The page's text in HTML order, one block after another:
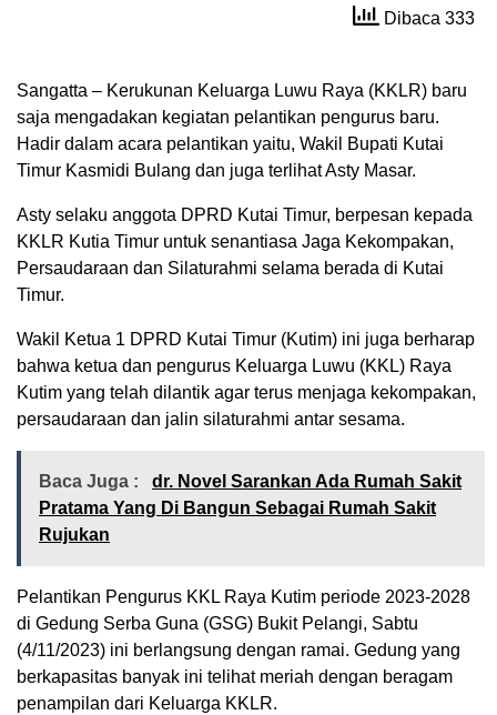
Dibaca 333
Sangatta – Kerukunan Keluarga Luwu Raya (KKLR) baru
saja mengadakan kegiatan pelantikan pengurus baru.
Hadir dalam acara pelantikan yaitu, Wakil Bupati Kutai
Timur Kasmidi Bulang dan juga terlihat Asty Masar.
Asty selaku anggota DPRD Kutai Timur, berpesan kepada
KKLR Kutia Timur untuk senantiasa Jaga Kekompakan,
Persaudaraan dan Silaturahmi selama berada di Kutai
Timur.
Wakil Ketua 1 DPRD Kutai Timur (Kutim) ini juga berharap
bahwa ketua dan pengurus Keluarga Luwu (KKL) Raya
Kutim yang telah dilantik agar terus menjaga kekompakan,
persaudaraan dan jalin silaturahmi antar sesama.
Baca Juga :
dr. Novel Sarankan Ada Rumah Sakit
Pratama Yang Di Bangun Sebagai Rumah Sakit
Rujukan
Pelantikan Pengurus KKL Raya Kutim periode 2023-2028
di Gedung Serba Guna (GSG) Bukit Pelangi, Sabtu
(4/11/2023) ini berlangsung dengan ramai. Gedung yang
berkapasitas banyak ini telihat meriah dengan beragam
penampilan dari Keluarga KKLR.